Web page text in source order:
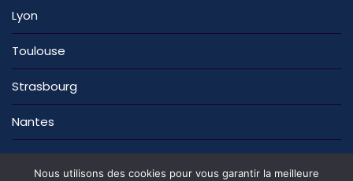
Lyon
Toulouse
Strasbourg
Nantes
Nous utilisons des cookies pour vous garantir la meilleure